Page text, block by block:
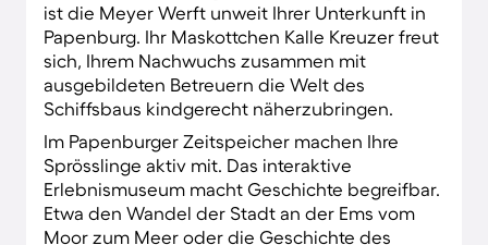
ist die Meyer Werft unweit Ihrer Unterkunft in
Papenburg. Ihr Maskottchen Kalle Kreuzer freut
sich, Ihrem Nachwuchs zusammen mit
ausgebildeten Betreuern die Welt des
Schiffsbaus kindgerecht näherzubringen.
Im Papenburger Zeitspeicher machen Ihre
Sprösslinge aktiv mit. Das interaktive
Erlebnismuseum macht Geschichte begreifbar.
Etwa den Wandel der Stadt an der Ems vom
Moor zum Meer oder die Geschichte des